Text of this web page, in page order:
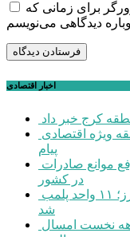
برای زمانی که
اخبار اقتصادی
کرج خبر داد
پیام
در کشور
شد